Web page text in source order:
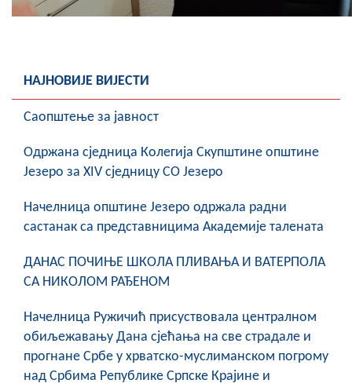
НАЈНОВИЈЕ ВИЈЕСТИ
Саопштење за јавност
Oдржана сједница Колегија Скупштине општине
Језеро за XIV сједницу СО Језеро
Начелница општине Језеро одржала радни
састанак са представницима Академије талената
ДАНАС ПОЧИЊЕ ШКОЛА ПЛИВАЊА И ВАТЕРПОЛА
СА НИКОЛОМ РАЂЕНОМ
Начелница Ружичић присуствовала централном
обиљежавању Дана сјећања на све страдале и
прогнане Србе у хрватско-муслиманском погрому
над Србима Републике Српске Крајине и